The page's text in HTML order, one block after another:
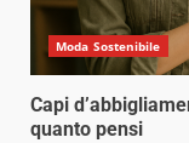
Moda Sostenibile
Capi
quanto pensi